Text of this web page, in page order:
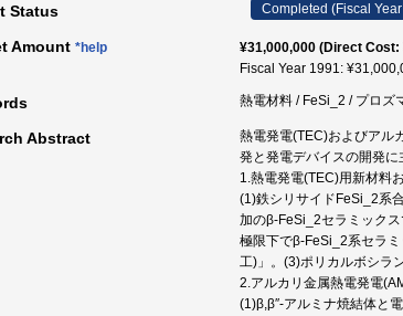
Status Completed (Fiscal
Amount *help
¥31,000,000 (Direct Cost:
Fiscal Year 1991:
熱電材料 / FeSi_2 / プロズ
Abstract
熱電発電(TEC)およびアル
発と発電デバイスの開発に
1.熱電発電(TEC)用新材料
(1)鉄シリサイドFeSi_2系
加のβ-FeSi_2セラミック
極限下でβ-FeSi_2系セラ
工)」。(3)ポリカルボシラ
2.アルカリ金属熱電発電
(1)β,β″-アルミナ焼結体と